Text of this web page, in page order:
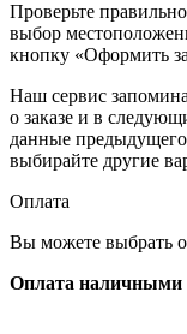
Проверьте
выбор
кнопку «Оформить
Наш сервис
о заказе и в
данные предыдущего
выбирайте другие
Оплата
Вы можете выбрать
Оплата наличными